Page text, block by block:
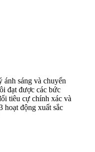
ánh sáng và chuyển
đạt được các bức
tiêu cự chính xác và
hoạt động xuất sắc